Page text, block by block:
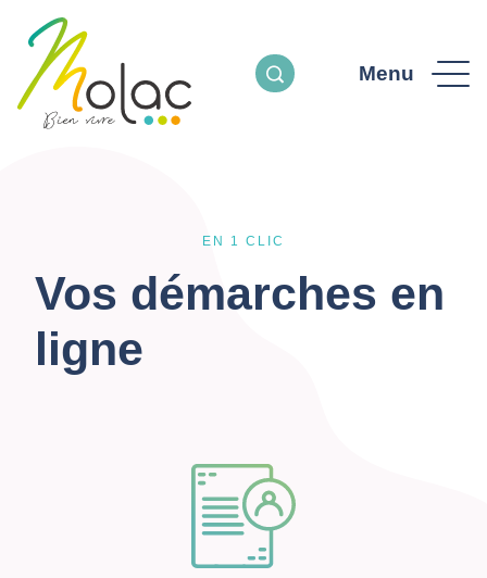
Menu
EN 1 CLIC
Vos démarches en
ligne